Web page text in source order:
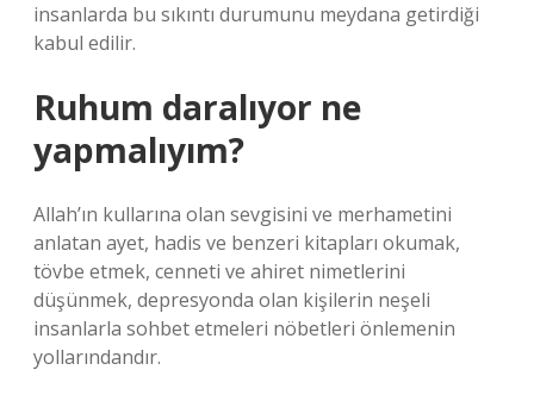
insanlarda bu sıkıntı durumunu meydana getirdiği
kabul edilir.
Ruhum daralıyor ne
yapmalıyım?
Allah’ın kullarına olan sevgisini ve merhametini
anlatan ayet, hadis ve benzeri kitapları okumak,
tövbe etmek, cenneti ve ahiret nimetlerini
düşünmek, depresyonda olan kişilerin neşeli
insanlarla sohbet etmeleri nöbetleri önlemenin
yollarındandır.